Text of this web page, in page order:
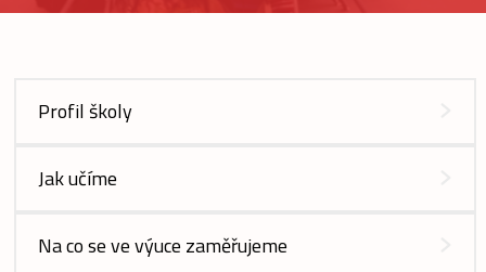
Profil školy
Jak učíme
Na co se ve výuce zaměřujeme